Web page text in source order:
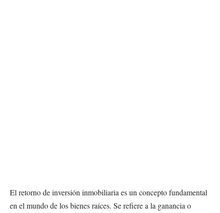
El retorno de inversión inmobiliaria es un concepto fundamental
en el mundo de los bienes raíces. Se refiere a la ganancia o